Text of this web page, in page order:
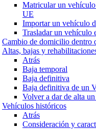
Matricular un
UE
Importar un vehículo
Trasladar un vehículo
Cambio de domicilio dentro
Altas, bajas y
Atrás
Baja temporal
Baja definitiva
Baja definitiva de un
Volver a dar de alta
Vehículos históricos
Atrás
Consideración y